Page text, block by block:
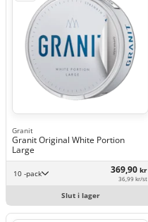
Granit
Granit Original White Portion
Large
10 -pack 369,90 kr
36,99 kr/st
Slut i lager